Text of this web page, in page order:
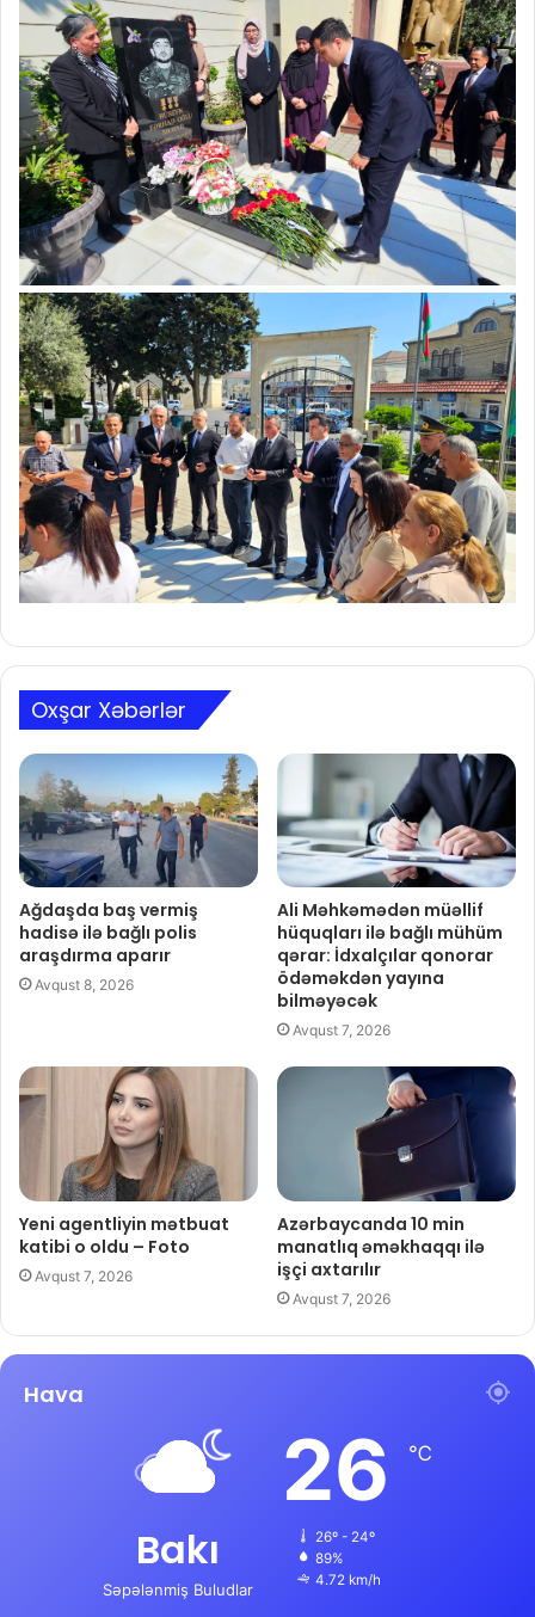
Oxşar Xəbərlər
Ağdaşda baş vermiş
hadisə ilə bağlı polis
araşdırma aparır
Avqust 8, 2026
Ali Məhkəmədən müəllif
hüquqları ilə bağlı mühüm
qərar: İdxalçılar qonorar
ödəməkdən yayına
bilməyəcək
Avqust 7, 2026
Yeni agentliyin mətbuat
katibi o oldu – Foto
Avqust 7, 2026
Azərbaycanda 10 min
manatlıq əməkhaqqı ilə
işçi axtarılır
Avqust 7, 2026
Hava
Bakı
Səpələnmiş Buludlar
26 ℃
26º - 24º
89%
4.72 km/h